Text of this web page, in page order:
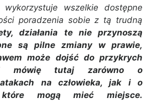
wykorzystuje wszelkie dostępne
poradzenia sobie z tą trudną
działania te nie przynoszą
są pilne zmiany w prawie,
może dojść do przykrych
I mówię tutaj zarówno o
na człowieka, jak i o
które mogą mieć miejsce.